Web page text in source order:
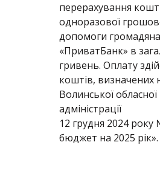
перерахування
одноразової
допомоги
«ПриватБанк» в
гривень. Оплату
коштів, визначених
Волинської обласної
12 грудня 2024
бюджет на 2025 рік».